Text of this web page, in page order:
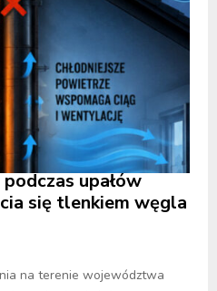
upałów
się tlenkiem węgla
na terenie województwa